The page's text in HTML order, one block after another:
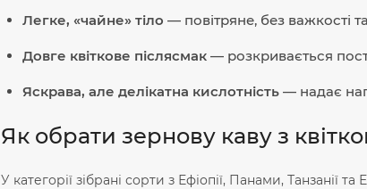
Легке, «чайне» тіло — повітряне, без важкості
Довге квіткове післясмак — розкривається
Яскрава, але делікатна кислотність — надає
Як обрати зернову каву з
У категорії зібрані сорти з Ефіопії, Панами, Танзанії